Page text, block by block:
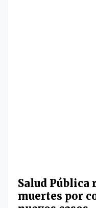
Salud Pública
muertes por